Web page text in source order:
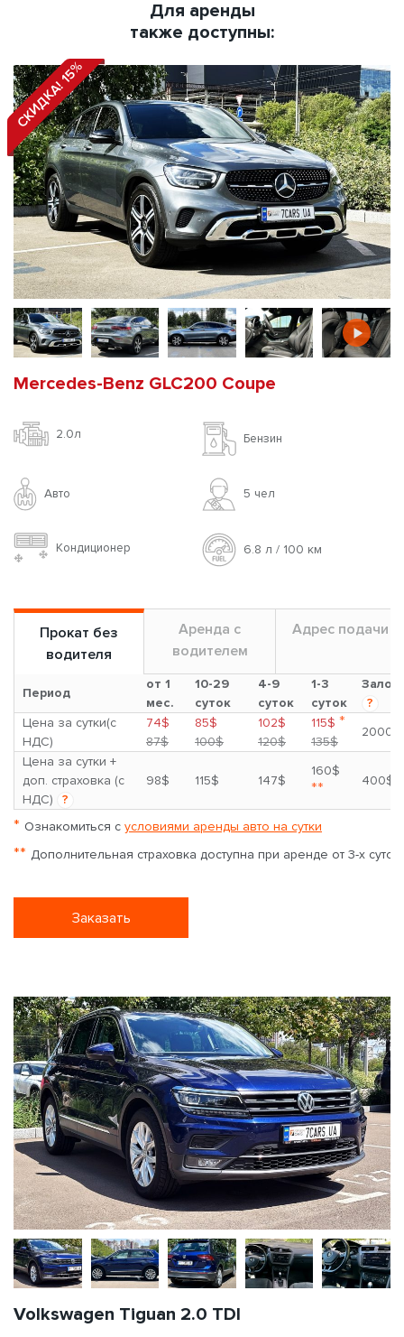
Для аренды
также доступны:
СКИДКА! 15%
Mercedes-Benz GLC200 Coupe
2.0л Бензин
Авто 5 чел
Кондиционер 6.8 л / 100 км
Прокат без
водителя
Аренда с
водителем
Адрес подачи
Период
от 1
мес.
10-29
суток
4-9
суток
1-3
суток
Залог
?
Цена за сутки(с
НДС)
74$
87$
85$
100$
102$
120$
115$ *
135$
2000$
Цена за сутки +
доп. страховка (с
НДС)
?
98$ 115$ 147$
160$
** 400$
* Ознакомиться с условиями аренды авто на сутки
** Дополнительная страховка доступна при аренде от 3-х суток
Заказать
Volkswagen Tiguan 2.0 TDI